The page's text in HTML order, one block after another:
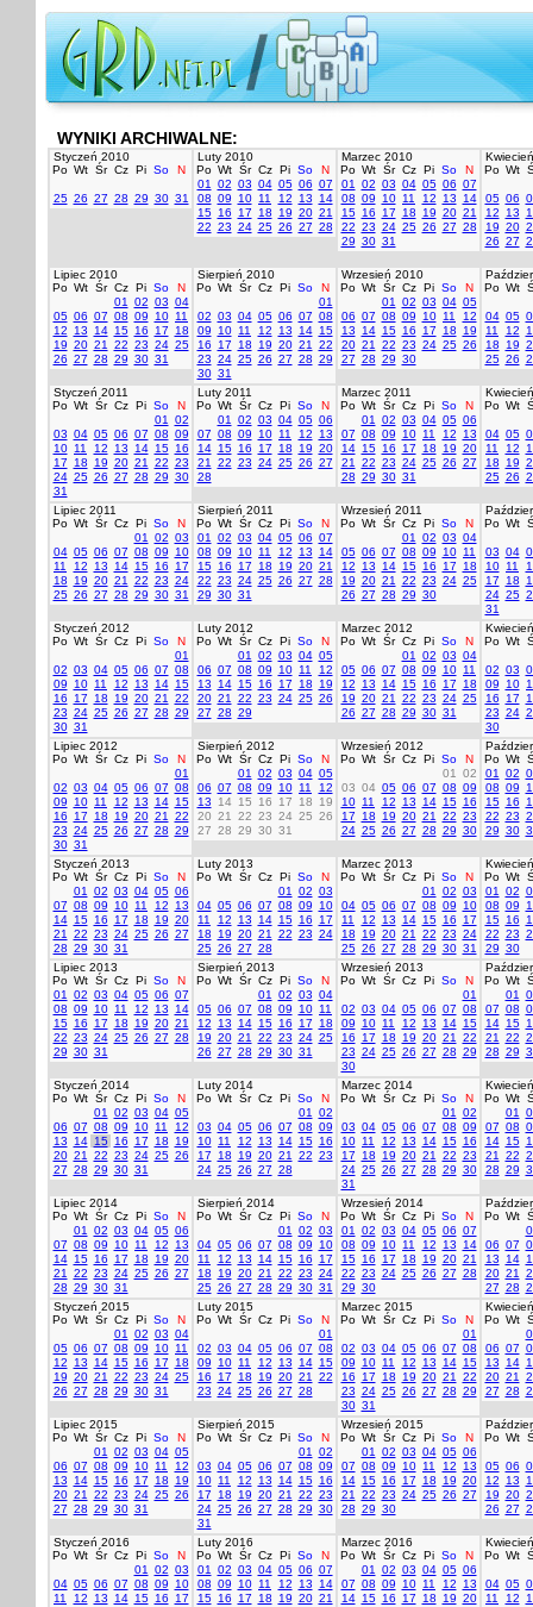
WYNIKI ARCHIWALNE:
Styczeń 2010
Po Wt Śr Cz Pi So N
25 26 27 28 29 30 31
Luty 2010
Po Wt Śr Cz Pi So
N
01
02 03 04 05 06 07
08 09 10 11 12 13
14
15 16 17 18 19 20 21
22 23 24 25 26 27 28
Marzec 2010
Po Wt Śr Cz Pi So
N
01
02 03 04 05 06 07
08 09 10 11 12 13
14
15 16 17 18 19 20 21
22 23 24 25 26 27 28
29 30 31
Po Wt
05 06
12
13
19 20
26 27
Lipiec 2010
Po Wt Śr Cz Pi So
N
01
02 03 04
05 06 07 08 09 10 11
12
13 14 15 16 17
18
19 20 21 22 23 24 25
26 27 28 29 30 31
Sierpień 2010
Po Wt Śr Cz Pi So
N
01
02 03 04 05 06 07 08
09
10 11 12 13 14 15
16
17 18 19 20 21
22
23 24 25 26 27 28 29
30 31
Wrzesień 2010
Po Wt Śr Cz Pi So
N
01
02 03 04 05
06 07 08 09 10 11
12
13
14 15 16 17 18
19
20 21 22 23 24 25 26
27 28 29 30
Po Wt
04 05
11
12
18
19
25 26
Styczeń 2011
Po Wt Śr Cz Pi So
N
01
02
03 04 05 06 07 08 09
10 11 12 13 14 15 16
17
18 19 20 21 22 23
24 25 26 27 28 29 30
31
Luty 2011
Po Wt Śr Cz Pi So
N
01
02 03 04 05 06
07 08 09 10 11 12
13
14 15 16 17 18 19 20
21
22 23 24 25 26 27
28
Marzec 2011
Po Wt Śr Cz Pi So
N
01
02 03 04 05 06
07 08 09 10 11 12
13
14 15 16 17 18 19 20
21
22 23 24 25 26 27
28 29 30 31
Po Wt
04 05
11
12
18
19
25 26
Lipiec 2011
Po Wt Śr Cz Pi So
N
01
02 03
04 05 06 07 08 09
10
11
12 13 14 15 16
17
18
19 20 21 22 23 24
25 26 27 28 29 30 31
Sierpień 2011
Po Wt Śr Cz Pi So
N
01
02 03 04 05 06 07
08 09 10 11 12 13
14
15 16 17 18 19 20 21
22 23 24 25 26 27 28
29 30 31
Wrzesień 2011
Po Wt Śr Cz Pi So
N
01
02 03 04
05 06 07 08 09 10 11
12
13 14 15 16 17
18
19 20 21 22 23 24 25
26 27 28 29 30
Po Wt
03 04
10 11
17
18
24 25
31
Styczeń 2012
Po Wt Śr Cz Pi So
N
01
02 03 04 05 06 07 08
09
10 11 12 13 14 15
16
17 18 19 20 21
22
23 24 25 26 27 28 29
30 31
Luty 2012
Po Wt Śr Cz Pi So
N
01
02 03 04 05
06 07 08 09 10 11
12
13
14 15 16 17 18
19
20 21 22 23 24 25 26
27 28 29
Marzec 2012
Po Wt Śr Cz Pi So
N
01
02 03 04
05 06 07 08 09 10 11
12
13 14 15 16 17
18
19 20 21 22 23 24 25
26 27 28 29 30 31
Po Wt
02 03
09
10
16
17
23 24
30
Lipiec 2012
Po Wt Śr Cz Pi So
N
01
02 03 04 05 06 07 08
09
10 11 12 13 14 15
16
17 18 19 20 21
22
23 24 25 26 27 28 29
30 31
Sierpień 2012
Po Wt Śr Cz Pi So
N
01
02 03 04 05
06 07 08 09 10 11
12
13
14 15 16 17 18
19
20 21 22 23 24 25 26
27 28 29 30 31
Wrzesień 2012
Po Wt Śr Cz Pi So
N
01
02
03 04 05 06 07 08 09
10 11 12 13 14 15 16
17
18 19 20 21 22 23
24 25 26 27 28 29 30
Po Wt
01
02
08 09
15 16
22 23
29 30
Styczeń 2013
Po Wt Śr Cz Pi So
N
01
02 03 04 05 06
07 08 09 10 11 12
13
14 15 16 17 18 19 20
21
22 23 24 25 26 27
28 29 30 31
Luty 2013
Po Wt Śr Cz Pi So
N
01
02 03
04 05 06 07 08 09
10
11
12 13 14 15 16
17
18
19 20 21 22 23 24
25 26 27 28
Marzec 2013
Po Wt Śr Cz Pi So
N
01
02 03
04 05 06 07 08 09
10
11
12 13 14 15 16
17
18
19 20 21 22 23 24
25 26 27 28 29 30 31
Po Wt
01
02
08 09
15 16
22 23
29 30
Lipiec 2013
Po Wt Śr Cz Pi So
N
01
02 03 04 05 06 07
08 09 10 11 12 13
14
15 16 17 18 19 20 21
22 23 24 25 26 27 28
29 30 31
Sierpień 2013
Po Wt Śr Cz Pi So
N
01
02 03 04
05 06 07 08 09 10 11
12
13 14 15 16 17
18
19 20 21 22 23 24 25
26 27 28 29 30 31
Wrzesień 2013
Po Wt Śr Cz Pi So
N
01
02 03 04 05 06 07 08
09
10 11 12 13 14 15
16
17 18 19 20 21
22
23 24 25 26 27 28 29
30
Po Wt
01
07 08
14 15
21
22
28 29
Styczeń 2014
Po Wt Śr Cz Pi So
N
01
02 03 04 05
06 07 08 09 10 11
12
13
14 15 16 17 18
19
20 21 22 23 24 25 26
27 28 29 30 31
Luty 2014
Po Wt Śr Cz Pi So
N
01
02
03 04 05 06 07 08 09
10 11 12 13 14 15 16
17
18 19 20 21 22 23
24 25 26 27 28
Marzec 2014
Po Wt Śr Cz Pi So
N
01
02
03 04 05 06 07 08 09
10 11 12 13 14 15 16
17
18 19 20 21 22 23
24 25 26 27 28 29 30
31
Po Wt
01
07 08
14 15
21
22
28 29
Lipiec 2014
Po Wt Śr Cz Pi So
N
01
02 03 04 05 06
07 08 09 10 11 12
13
14 15 16 17 18 19 20
21
22 23 24 25 26 27
28 29 30 31
Sierpień 2014
Po Wt Śr Cz Pi So
N
01
02 03
04 05 06 07 08 09
10
11
12 13 14 15 16
17
18
19 20 21 22 23 24
25 26 27 28 29 30 31
Wrzesień 2014
Po Wt Śr Cz Pi So
N
01
02 03 04 05 06 07
08 09 10 11 12 13
14
15 16 17 18 19 20 21
22 23 24 25 26 27 28
29 30
Po Wt
06 07
13
14
20 21
27 28
Styczeń 2015
Po Wt Śr Cz Pi So
N
01
02 03 04
05 06 07 08 09 10 11
12
13 14 15 16 17
18
19 20 21 22 23 24 25
26 27 28 29 30 31
Luty 2015
Po Wt Śr Cz Pi So
N
01
02 03 04 05 06 07 08
09
10 11 12 13 14 15
16
17 18 19 20 21
22
23 24 25 26 27 28
Marzec 2015
Po Wt Śr Cz Pi So
N
01
02 03 04 05 06 07 08
09
10 11 12 13 14 15
16
17 18 19 20 21
22
23 24 25 26 27 28 29
30 31
Po Wt
06 07
13
14
20 21
27 28
Lipiec 2015
Po Wt Śr Cz Pi So
N
01
02 03 04 05
06 07 08 09 10 11
12
13
14 15 16 17 18
19
20 21 22 23 24 25 26
27 28 29 30 31
Sierpień 2015
Po Wt Śr Cz Pi So
N
01
02
03 04 05 06 07 08 09
10 11 12 13 14 15 16
17
18 19 20 21 22 23
24 25 26 27 28 29 30
31
Wrzesień 2015
Po Wt Śr Cz Pi So
N
01
02 03 04 05 06
07 08 09 10 11 12
13
14 15 16 17 18 19 20
21
22 23 24 25 26 27
28 29 30
Po Wt
05 06
12
13
19 20
26 27
Styczeń 2016
Po Wt Śr Cz Pi So
N
01
02 03
04 05 06 07 08 09
10
11
12 13 14 15 16
17
Luty 2016
Po Wt Śr Cz Pi So
N
01
02 03 04 05 06 07
08 09 10 11 12 13
14
15 16 17 18 19 20 21
Marzec 2016
Po Wt Śr Cz Pi So
N
01
02 03 04 05 06
07 08 09 10 11 12
13
14 15 16 17 18 19 20
Po Wt
04 05
11
12